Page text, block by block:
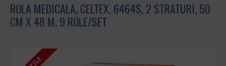
ROLA MEDICALA, CELTEX, 6464S, 2 STRATURI, 50
CM X 48 M, 9 ROLE/SET